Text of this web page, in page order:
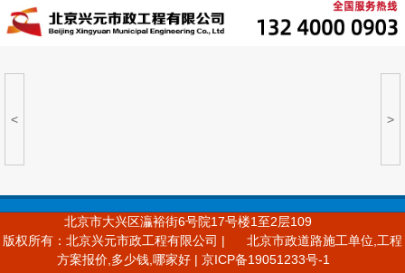
< >
北京市大兴区灜裕街6号院17号楼1至2层109
版权所有：北京兴元市政工程有限公司 |
北京市政道路施工单位,工程
方案报价,多少钱,哪家好 | 京ICP备19051233号-1